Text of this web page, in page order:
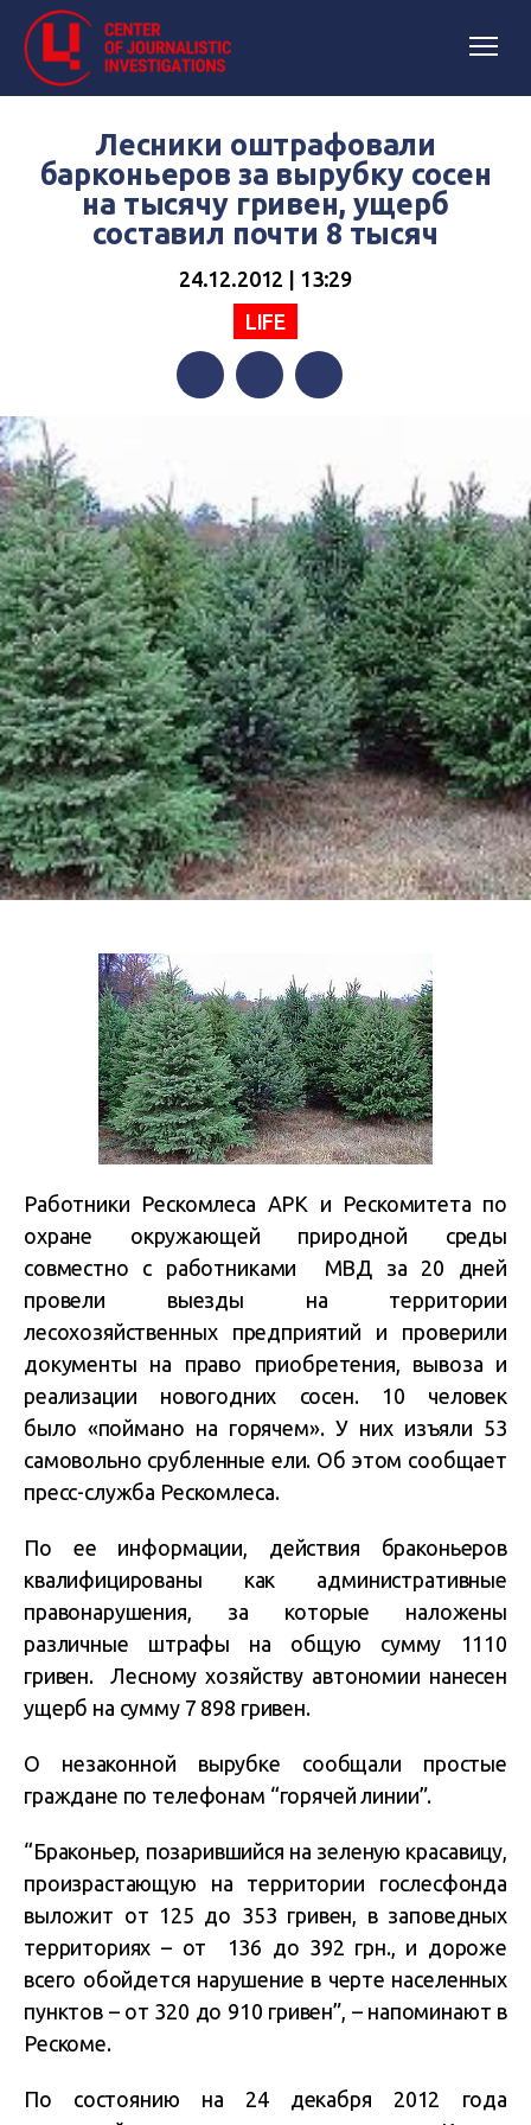
Лесники оштрафовали
барконьеров за вырубку сосен
на тысячу гривен, ущерб
составил почти 8 тысяч
24.12.2012 | 13:29
LIFE
Работники Рескомлеса АРК и Рескомитета по
охране окружающей природной среды
совместно с работниками МВД за 20 дней
провели выезды на территории
лесохозяйственных предприятий и проверили
документы на право приобретения, вывоза и
реализации новогодних сосен. 10 человек
было «поймано на горячем». У них изъяли 53
самовольно срубленные ели. Об этом сообщает
пресс-служба Рескомлеса.
По ее информации, действия браконьеров
квалифицированы как административные
правонарушения, за которые наложены
различные штрафы на общую сумму 1110
гривен. Лесному хозяйству автономии нанесен
ущерб на сумму 7 898 гривен.
О незаконной вырубке сообщали простые
граждане по телефонам “горячей линии”.
“Браконьер, позарившийся на зеленую красавицу,
произрастающую на территории гослесфонда
выложит от 125 до 353 гривен, в заповедных
территориях – от 136 до 392 грн., и дороже
всего обойдется нарушение в черте населенных
пунктов – от 320 до 910 гривен”, – напоминают в
Рескоме.
По состоянию на 24 декабря 2012 года